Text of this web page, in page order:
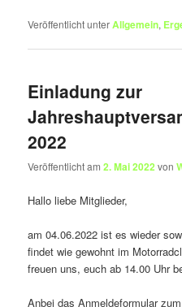
Veröffentlicht unterAllgemein,
Einladung zur
2022
Veröffentlicht am2. Mai 2022von
Hallo liebe Mitglieder,
am 04.06.2022 ist es wieder
findet wie gewohnt im
freuen uns, euch ab 14.00 Uhr
Anbei das Anmeldeformular